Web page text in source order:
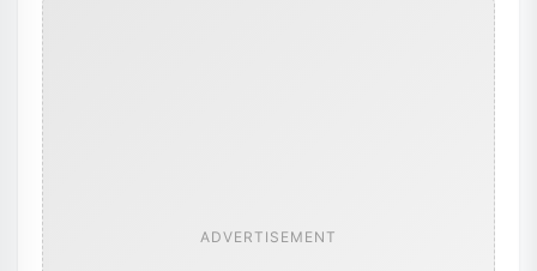
ADVERTISEMENT